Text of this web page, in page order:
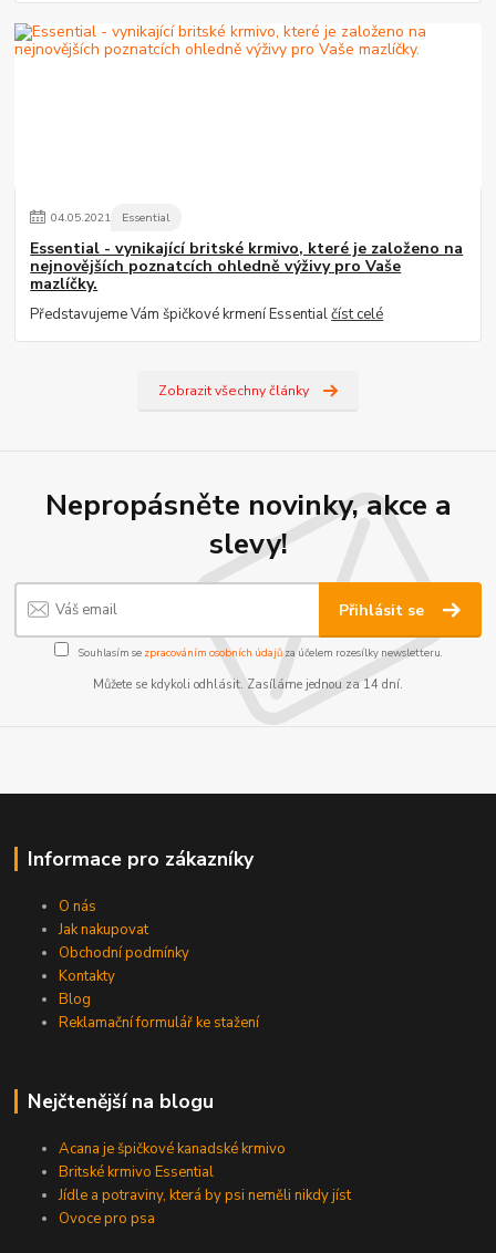
04.05.2021 Essential
Essential - vynikající britské krmivo, které je založeno na
nejnovějších poznatcích ohledně výživy pro Vaše
mazlíčky.
Představujeme Vám špičkové krmení Essentialčíst celé
Zobrazit všechny články
Nepropásněte novinky, akce a
slevy!
Přihlásit se
Souhlasím se zpracováním osobních údajůza účelem rozesílky newsletteru.
Můžete se kdykoli odhlásit. Zasíláme jednou za 14 dní.
Informace pro zákazníky
O nás
Jak nakupovat
Obchodní podmínky
Kontakty
Blog
Reklamační formulář ke stažení
Nejčtenější na blogu
Acana je špičkové kanadské krmivo
Britské krmivo Essential
Jídle a potraviny, která by psi neměli nikdy jíst
Ovoce pro psa